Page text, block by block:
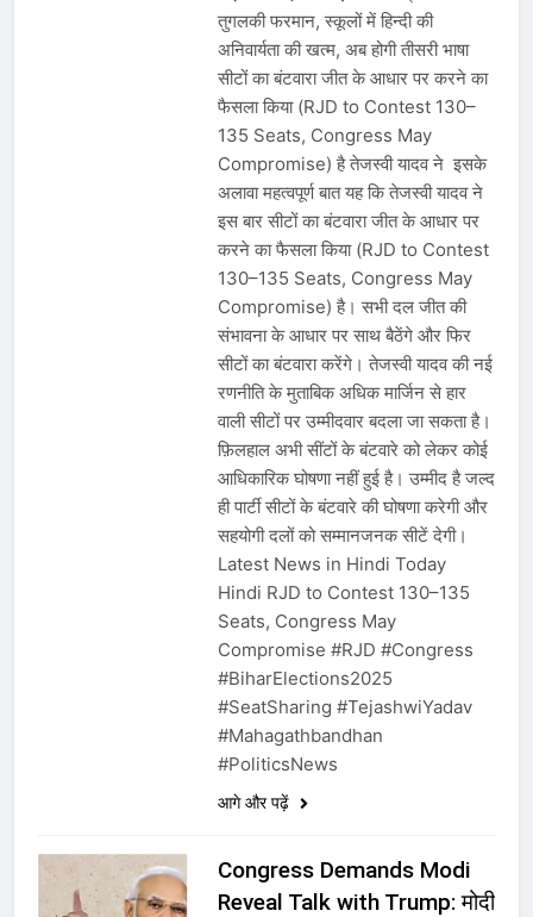
तुगलकी फरमान, स्कूलों में हिन्दी की
अनिवार्यता की खत्म, अब होगी तीसरी भाषा
सीटों का बंटवारा जीत के आधार पर करने का
फैसला किया (RJD to Contest 130–
135 Seats, Congress May
Compromise) है तेजस्वी यादव ने इसके
अलावा महत्वपूर्ण बात यह कि तेजस्वी यादव ने
इस बार सीटों का बंटवारा जीत के आधार पर
करने का फैसला किया (RJD to Contest
130–135 Seats, Congress May
Compromise) है। सभी दल जीत की
संभावना के आधार पर साथ बैठेंगे और फिर
सीटों का बंटवारा करेंगे। तेजस्वी यादव की नई
रणनीति के मुताबिक अधिक मार्जिन से हार
वाली सीटों पर उम्मीदवार बदला जा सकता है।
फ़िलहाल अभी सींटों के बंटवारे को लेकर कोई
आधिकारिक घोषणा नहीं हुई है। उम्मीद है जल्द
ही पार्टी सीटों के बंटवारे की घोषणा करेगी और
सहयोगी दलों को सम्मानजनक सीटें देगी।
Latest News in Hindi Today
Hindi RJD to Contest 130–135
Seats, Congress May
Compromise #RJD #Congress
#BiharElections2025
#SeatSharing #TejashwiYadav
#Mahagathbandhan
#PoliticsNews
आगे और पढ़ें
Congress Demands Modi
Reveal Talk with Trump: मोदी